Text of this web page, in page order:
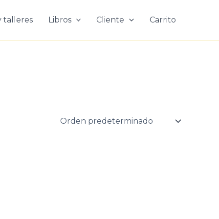
talleres Libros Cliente Carrito